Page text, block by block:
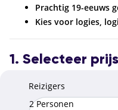
Prachtig 19-eeuws
Kies voor logies,
1. Selecteer prijs
Reizigers
2 Personen